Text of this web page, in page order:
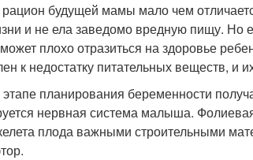
будущей мамы мало чем
и не ела заведомо вредную пищу. Но
плохо отразиться на здоровье
к недостатку питательных веществ, и
планирования беременности
нервная система малыша.
плода важными строительными